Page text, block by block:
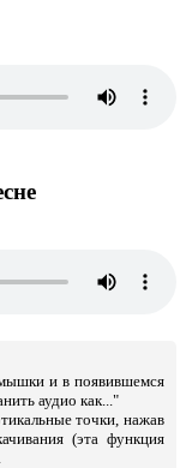
и в появившемся
аудио как..."
точки, нажав
(эта функция